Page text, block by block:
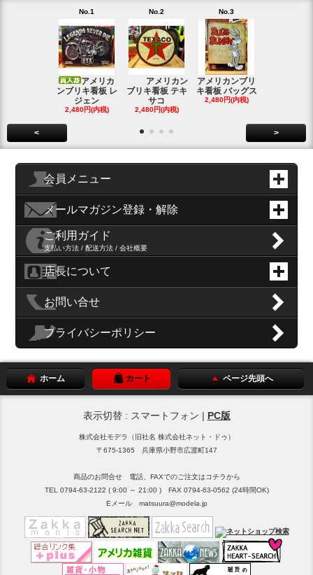
No.1
アメリカ
ンブリキ看板 レ
ジェン
2,480円(内税)
No.2
アメリカン
ブリキ看板 テキ
サコ
2,480円(内税)
No.3
アメリカンブリ
キ看板 バッグス
2,480円(内税)
< >
会員メニュー
メールマガジン登録・解除
ご利用ガイド
支払い方法 / 配送方法 / 会社概要
店長について
お問い合せ
プライバシーポリシー
ホーム カート ページ先頭へ
表示切替 : スマートフォン | PC版
株式会社モデラ（旧社名 株式会社ネット・ドゥ）
〒675-1365 兵庫県小野市広渡町147
商品のお問合せ 電話、FAXでのご注文はコチラから
TEL 0794-63-2122 ( 9:00 ～ 21:00 ) FAX 0794-63-0562 (24時間OK)
Eメール matsuura@modela.jp